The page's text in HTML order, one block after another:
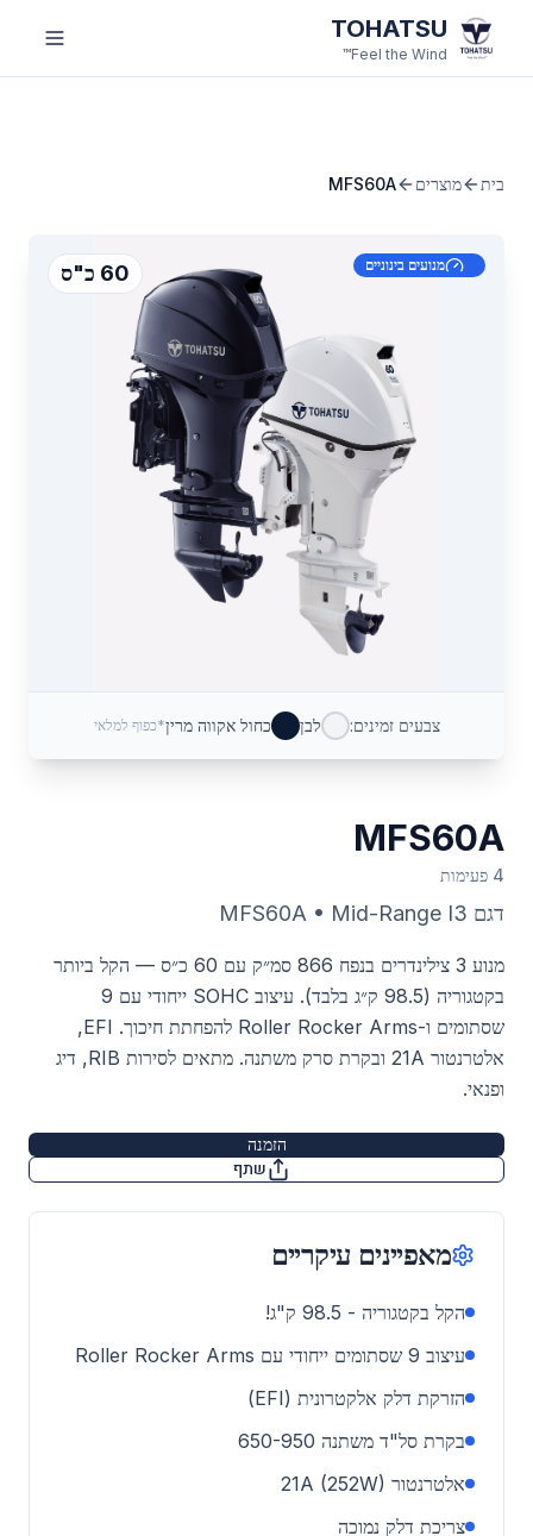
דלג לתוכן הראשי
TOHATSU
Feel the Wind™
בית מוצרים MFS60A
מנועים בינוניים 60 כ"ס
צבעים זמינים: לבן כחול אקווה מרין*כפוף למלאי
MFS60A
4 פעימות
דגם MFS60A • Mid-Range I3
מנוע 3 צילינדרים בנפח 866 סמ״ק עם 60 כ״ס — הקל ביותר
בקטגוריה (98.5 ק״ג בלבד). עיצוב SOHC ייחודי עם 9
שסתומים ו-Roller Rocker Arms להפחתת חיכוך. EFI,
אלטרנטור 21A ובקרת סרק משתנה. מתאים לסירות RIB, דיג
ופנאי.
הזמנה
שתף
מאפיינים עיקריים
הקל בקטגוריה - 98.5 ק"ג!
עיצוב 9 שסתומים ייחודי עם Roller Rocker Arms
הזרקת דלק אלקטרונית (EFI)
בקרת סל"ד משתנה 650-950
אלטרנטור 21A (252W)
צריכת דלק נמוכה